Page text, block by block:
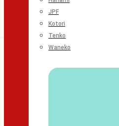
JPF
Kotori
Tenko
Waneko